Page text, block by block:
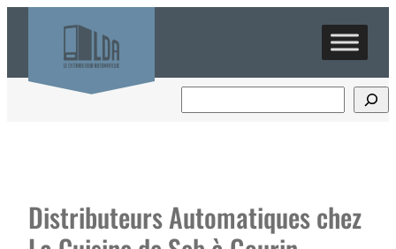
Distributeurs Automatiques chez